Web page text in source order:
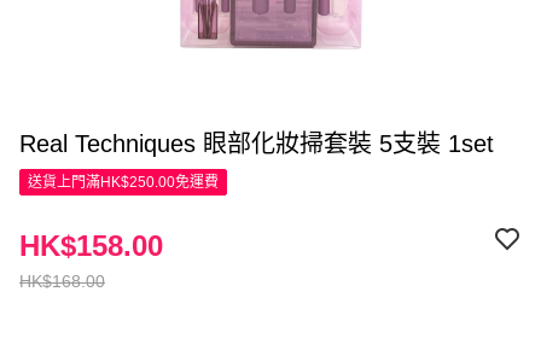
Real Techniques 眼部化妝掃套裝 5支裝 1set
送貨上門滿HK$250.00免運費
HK$168.00
HK$158.00